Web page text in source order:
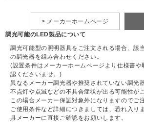
> メーカーホームページ
調光可能のLED製品について
調光可能型の照明器具をご注文される場合、該
の調光器を組み合わせください。
(設置条件はメーカーホームページより仕様書や
認くださいませ。)
異なるメーカー調光器や推奨されていない調光
不点灯や点滅などの不具合症状が出る可能性が
この場合メーカー保証対象外になりますのでご
ご使用条件など詳細につきましては、恐れ入り
具メーカーに直接ご確認をお願いします。